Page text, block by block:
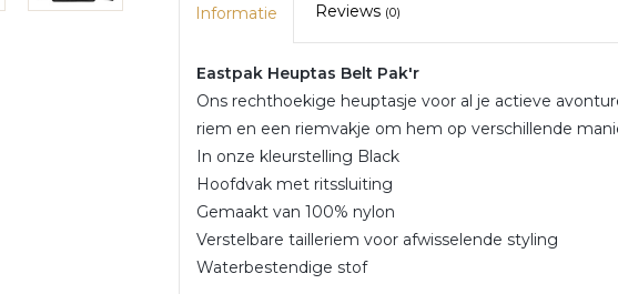
Informatie Reviews (0)
Eastpak Heuptas Belt Pak'r
Ons rechthoekige heuptasje voor al je actieve
riem en een riemvakje om hem op verschillende
In onze kleurstelling Black
Hoofdvak met ritssluiting
Gemaakt van 100% nylon
Verstelbare tailleriem voor afwisselende styling
Waterbestendige stof